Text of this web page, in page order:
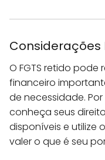
Considerações
O FGTS retido
financeiro
de necessidade.
conheça seus
disponíveis e utilize
valer o que é seu